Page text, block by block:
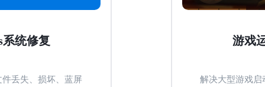
解决大型游戏启动失败、闪退、提示缺失